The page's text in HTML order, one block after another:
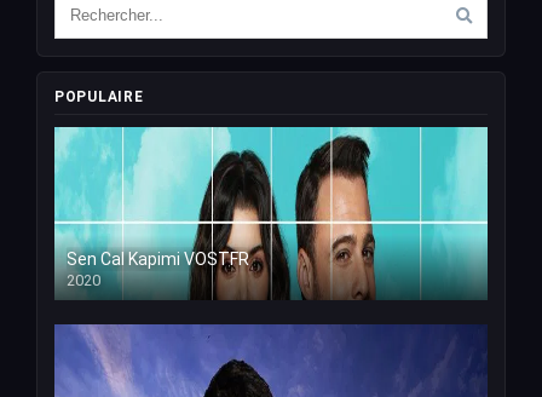
POPULAIRE
Sen Cal Kapimi VOSTFR
2020